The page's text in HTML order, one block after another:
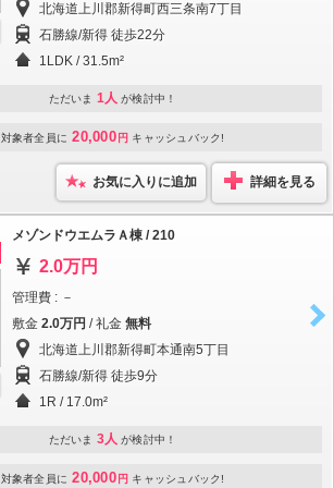
北海道上川郡新得町西三条南7丁目
石勝線/新得 徒歩22分
1LDK / 31.5m²
ただいま 1人 が検討中！
対象者全員に 20,000 円 キャッシュバック!
お気に入りに追加 詳細を見る
メゾンドウエムラＡ棟 / 210
2.0万円
管理費 : －
敷金 2.0万円 / 礼金 無料
北海道上川郡新得町本通南5丁目
石勝線/新得 徒歩9分
1R / 17.0m²
ただいま 3人 が検討中！
対象者全員に 20,000 円 キャッシュバック!